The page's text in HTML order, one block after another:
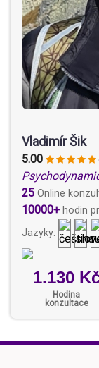
Vladimír Šik
5.00
25 Online
10000+ hodin
Jazyky:
1.130
Hodina
konzultace